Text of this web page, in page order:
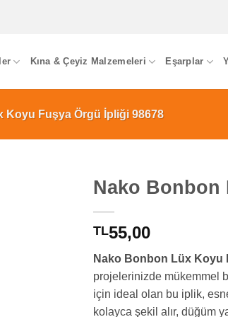
Kına & Çeyiz Malzemeleri Eşarplar
Koyu Fuşya Örgü İpliği 98678
Nako Bonbon
TL55,00
Nako Bonbon Lüx Koyu
projelerinizde mükemmel
için ideal olan bu iplik,
kolayca şekil alır, düğüm